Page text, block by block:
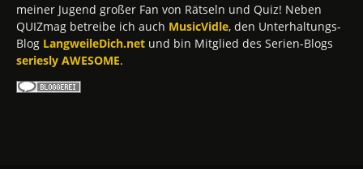
meiner Jugend großer Fan von Rätseln und Quiz! Neben
QUIZmag betreibe ich auch MusicVidle, den Unterhaltungs-
Blog LangweileDich.net und bin Mitglied des Serien-Blogs
seriesly AWESOME.